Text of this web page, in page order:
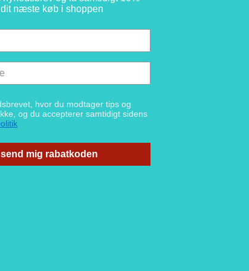
næste køb i shoppen
hvor du modtager tips og
og du accepterer samtidigt sidens
mig rabatkoden